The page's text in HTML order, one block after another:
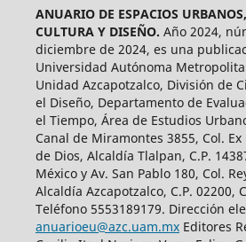
ANUARIO DE ESPACIOS
CULTURA Y DISEÑO. Año 2024,
diciembre de 2024, es una
Universidad Autónoma
Unidad Azcapotzalco, División de
el Diseño, Departamento de
el Tiempo, Área de Estudios
Canal de Miramontes 3855, Col. Ex
de Dios, Alcaldía Tlalpan, C.P.
México y Av. San Pablo 180, Col.
Alcaldía Azcapotzalco, C.P. 02200,
Teléfono 5553189179. Dirección
anuarioeu@azc.uam.mxEditores